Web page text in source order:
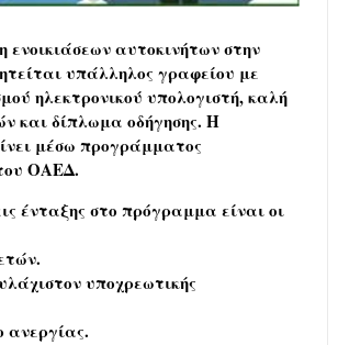
ενοικιάσεων αυτοκινήτων στην
υπάλληλος γραφείου με
ηλεκτρονικού υπολογιστή, καλή
και δίπλωμα οδήγησης. Η
μέσω προγράμματος
ΟΑΕΔ.
ένταξης στο πρόγραμμα είναι οι
υποχρεωτικής
ανεργίας.